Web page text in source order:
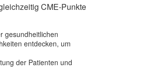
CME‑Punkte
gesundheitlichen
entdecken, um
der Patienten und